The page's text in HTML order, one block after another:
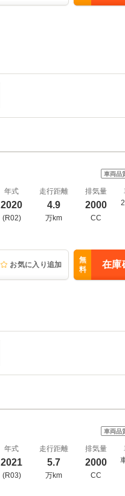
車両品
年式
2020
(R02)
走行距離
4.9
万km
排気量
2000
CC
お気に入り追加
無
料
在庫
車両品
年式
2021
(R03)
走行距離
5.7
万km
排気量
2000
CC